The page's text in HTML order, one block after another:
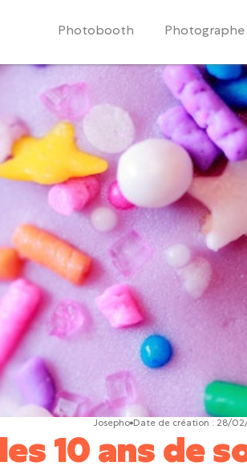
Photobooth Photographe
Josepho Date de création : 28/
10 ans de